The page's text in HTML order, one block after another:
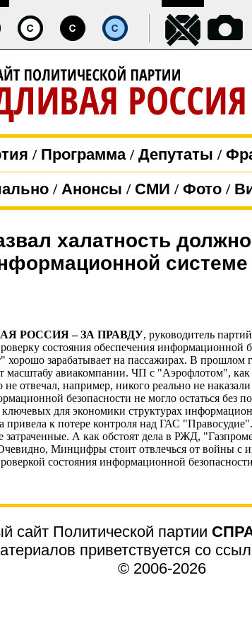
/ Программа/ Депутаты /
/ Анонсы / СМИ / Фото /
халатность
РОССИЯ – ЗА ПРАВДУ, руководитель
состояния обеспечения информационной
хорошо зарабатывает на пассажирах. В прошлом
масштабу авиакомпании. ЧП с "Аэрофлотом",
отвечал, например, никого реально не
безопасности не могло остаться без
для экономики структурах
привела к потере контроля над ГАС
затраченные. А как обстоят дела в РЖД,
Очевидно, Минцифры стоит отвлечься от войны
состояния информационной
сайт Политической партии
приветствуется со
© 2006-2026